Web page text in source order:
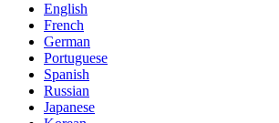
English
French
German
Portuguese
Spanish
Russian
Japanese